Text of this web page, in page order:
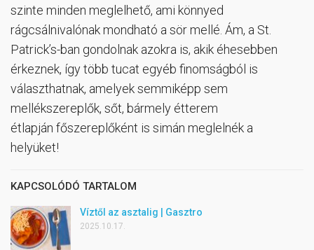
szinte minden meglelhető, ami könnyed
rágcsálnivalónak mondható a sör mellé. Ám, a St.
Patrick’s-ban gondolnak azokra is, akik éhesebben
érkeznek, így több tucat egyéb finomságból is
választhatnak, amelyek semmiképp sem
mellékszereplők, sőt, bármely étterem
étlapján főszereplőként is simán meglelnék a
helyüket!
KAPCSOLÓDÓ TARTALOM
Víztől az asztalig | Gasztro
2025.10.17.